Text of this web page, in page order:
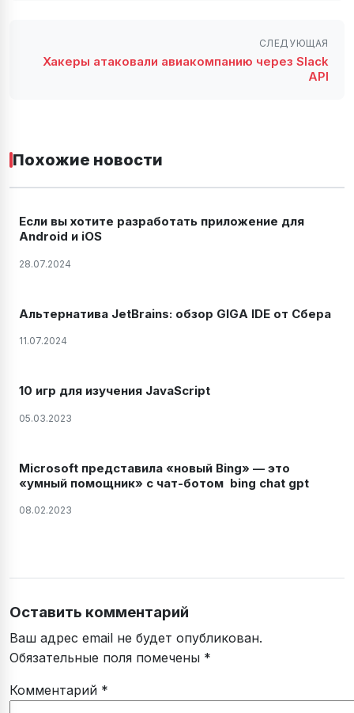
СЛЕДУЮЩАЯ
Хакеры атаковали авиакомпанию через Slack
API
Похожие новости
Если вы хотите разработать приложение для
Android и iOS
28.07.2024
Альтернатива JetBrains: обзор GIGA IDE от Сбера
11.07.2024
10 игр для изучения JavaScript
05.03.2023
Microsoft представила «новый Bing» — это
«умный помощник» с чат-ботом bing chat gpt
08.02.2023
Оставить комментарий
Ваш адрес email не будет опубликован.
Обязательные поля помечены *
Комментарий *